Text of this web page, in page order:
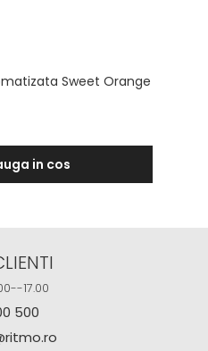
Sweet Orange
in cos
17.00
500